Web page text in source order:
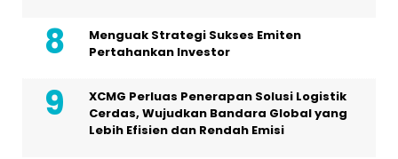
Menguak Strategi Sukses Emiten
Pertahankan Investor
XCMG Perluas Penerapan Solusi Logistik
Cerdas, Wujudkan Bandara Global yang
Lebih Efisien dan Rendah Emisi